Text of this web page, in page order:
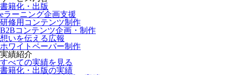
書籍化・出版
eラーニング企画支援
研修用コンテンツ制作
B2Bコンテンツ企画・制作
想いを伝える広報
ホワイトペーパー制作
実績紹介
すべての実績を見る
書籍化・出版の実績